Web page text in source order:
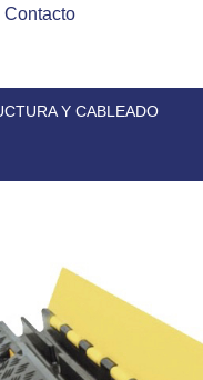
Contacto
Y CABLEADO